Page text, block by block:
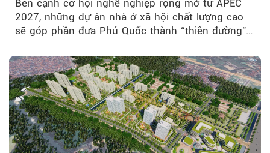
Bên cạnh cơ hội nghề nghiệp rộng mở từ APEC
2027, những dự án nhà ở xã hội chất lượng cao
sẽ góp phần đưa Phú Quốc thành “thiên đường”